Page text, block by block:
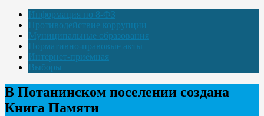
Информация по 8-ФЗ
Противодействие коррупции
Муниципальные образования
Нормативно-правовые акты
Интернет-приёмная
Выборы
В Потанинском поселении создана
Книга Памяти